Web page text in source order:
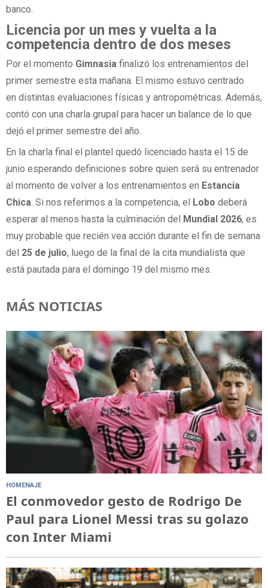
banco.
Licencia por un mes y vuelta a la
competencia dentro de dos meses
Por el momento Gimnasia finalizó los entrenamientos del
primer semestre esta mañana. El mismo estuvo centrado
en distintas evaluaciones físicas y antropométricas. Además,
contó con una charla grupal para hacer un balance de lo que
dejó el primer semestre del año.
En la charla final el plantel quedó licenciado hasta el 15 de
junio esperando definiciones sobre quien será su entrenador
al momento de volver a los entrenamientos en Estancia
Chica. Si nos referimos a la competencia, el Lobo deberá
esperar al menos hasta la culminación del
Mundial 2026, es
muy probable que recién vea acción durante el fin de semana
del 25 de julio, luego de la final de la cita mundialista que
está pautada para el domingo 19 del mismo mes.
MÁS NOTICIAS
HOMENAJE
El conmovedor gesto de Rodrigo De
Paul para Lionel Messi tras su golazo
con Inter Miami